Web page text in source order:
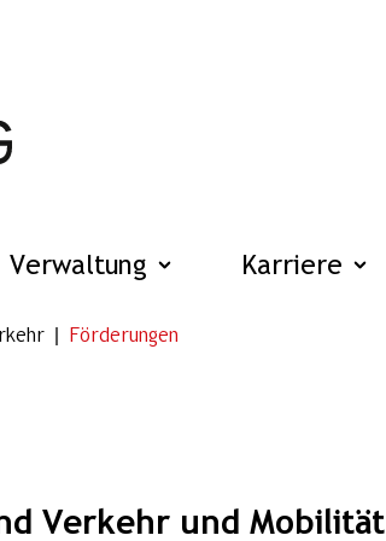
Verwaltung Karriere
Förderungen
Verkehr und Mobilität